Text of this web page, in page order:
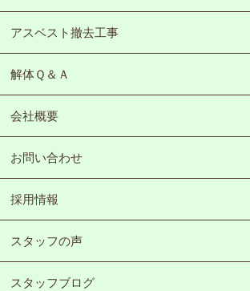
アスベスト撤去工事
解体Ｑ＆Ａ
会社概要
お問い合わせ
採用情報
スタッフの声
スタッフブログ